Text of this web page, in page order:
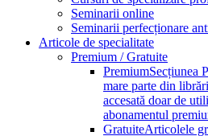
Seminarii online
Seminarii perfecționare
Articole de specialitate
Premium / Gratuite
PremiumSecțiunea
mare parte din
accesată doar de
abonamentul
GratuiteArticolele